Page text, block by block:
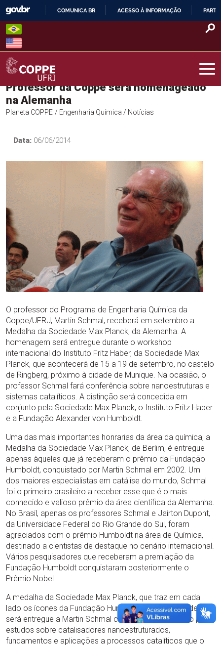
Skip
content
O
COMUNICA BR ACESSO À INFORMAÇÃO
COPPE – UFRJ
Professor da Coppe será homenageado
na Alemanha
Planeta COPPE / Engenharia Química / Notícias
Data: 06/06/2014
O professor do Programa de Engenharia Química da
Coppe/UFRJ, Martin Schmal, receberá em setembro a
Medalha da Sociedade Max Planck, da Alemanha. A
homenagem será entregue durante o workshop
internacional do Instituto Fritz Haber, da Sociedade Max
Planck, que acontecerá de 15 a 19 de setembro, no castelo
de Ringberg, próximo à cidade de Munique. Na ocasião, o
professor Schmal fará conferência sobre nanoestruturas e
sistemas catalíticos. A distinção será concedida em
conjunto pela Sociedade Max Planck, o Instituto Fritz Haber
e a Fundação Alexander von Humboldt.
Uma das mais importantes honrarias da área da química, a
Medalha da Sociedade Max Planck, de Berlim, é entregue
apenas àqueles que já receberam o prêmio da Fundação
Humboldt, conquistado por Martin Schmal em 2002. Um
dos maiores especialistas em catálise do mundo, Schmal
foi o primeiro brasileiro a receber esse que é o mais
conhecido e valioso prêmio da área científica da Alemanha.
No Brasil, apenas os professores Schmal e Jairton Dupont,
da Universidade Federal do Rio Grande do Sul, foram
agraciados com o prêmio Humboldt na área de Química,
destinado a cientistas de destaque no cenário internacional.
Vários pesquisadores que receberam a premiação da
Fundação Humboldt conquistaram posteriormente o
Prêmio Nobel.
A medalha da Sociedade Max Planck, que traz em cada
lado os ícones da Fundação Humboldt e da Sociedade,
será entregue a Martin Schmal como reconhecimento pelos
estudos sobre catalisadores nanoestruturados,
fundamentos e aplicações a processos catalíticos que o